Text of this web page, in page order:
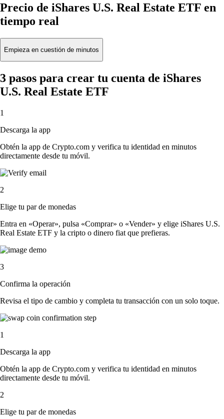
Precio de iShares U.S. Real Estate ETF en
tiempo real
Empieza en cuestión de minutos
3 pasos para crear tu cuenta de iShares
U.S. Real Estate ETF
1
Descarga la app
Obtén la app de Crypto.com y verifica tu identidad en minutos
directamente desde tu móvil.
2
Elige tu par de monedas
Entra en «Operar», pulsa «Comprar» o «Vender» y elige iShares U.S.
Real Estate ETF y la cripto o dinero fiat que prefieras.
3
Confirma la operación
Revisa el tipo de cambio y completa tu transacción con un solo toque.
1
Descarga la app
Obtén la app de Crypto.com y verifica tu identidad en minutos
directamente desde tu móvil.
2
Elige tu par de monedas